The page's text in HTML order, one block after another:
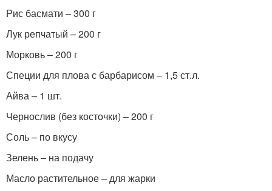
Рис басмати – 300 г
Лук репчатый – 200 г
Морковь – 200 г
Специи для плова с барбарисом – 1,5 ст.л.
Айва – 1 шт.
Чернослив (без косточки) – 200 г
Соль – по вкусу
Зелень – на подачу
Масло растительное – для жарки